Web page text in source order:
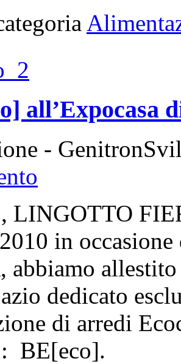
all’Expocasa
-
LINGOTTO
in
abbiamo
dedicato
di arredi
BE[eco].